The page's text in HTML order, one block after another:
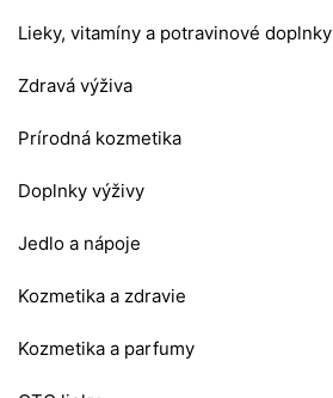
Lieky, vitamíny a potravinové doplnky
Zdravá výživa
Prírodná kozmetika
Doplnky výživy
Jedlo a nápoje
Kozmetika a zdravie
Kozmetika a parfumy